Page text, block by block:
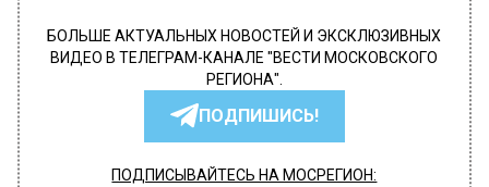
БОЛЬШЕ АКТУАЛЬНЫХ НОВОСТЕЙ И ЭКСКЛЮЗИВНЫХ
ВИДЕО В ТЕЛЕГРАМ-КАНАЛЕ "ВЕСТИ МОСКОВСКОГО
РЕГИОНА".
ПОДПИШИСЬ!
ПОДПИСЫВАЙТЕСЬ НА МОСРЕГИОН: